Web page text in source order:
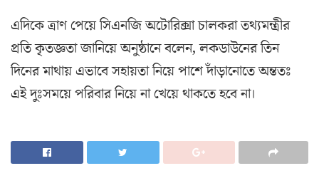
এদিকে ত্রাণ পেয়ে সিএনজি অটোরিক্সা চালকরা তথ্যমন্ত্রীর
প্রতি কৃতজ্ঞতা জানিয়ে অনুষ্ঠানে বলেন, লকডাউনের তিন
দিনের মাথায় এভাবে সহায়তা নিয়ে পাশে দাঁড়ানোতে অন্ততঃ
এই দুঃসময়ে পরিবার নিয়ে না খেয়ে থাকতে হবে না।